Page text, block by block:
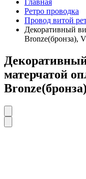
Главная
Ретро проводка
Провод витой
Декоративный
Bronze(бронза),
матерчатой